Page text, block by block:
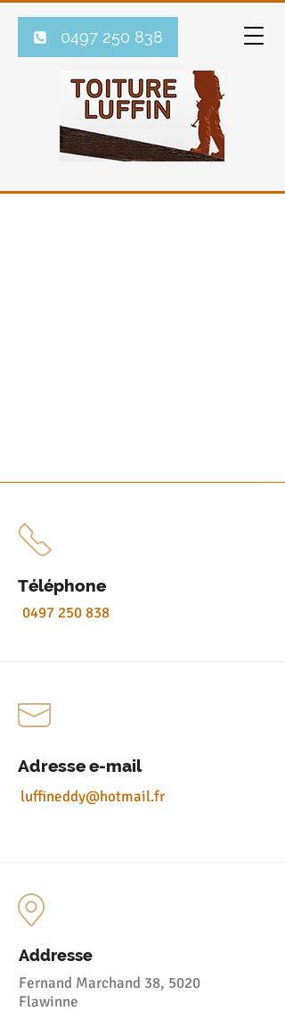
0497 250 838
Téléphone
0497 250 838
Adresse e-mail
luffineddy@hotmail.fr
Addresse
Fernand Marchand 38, 5020
Flawinne